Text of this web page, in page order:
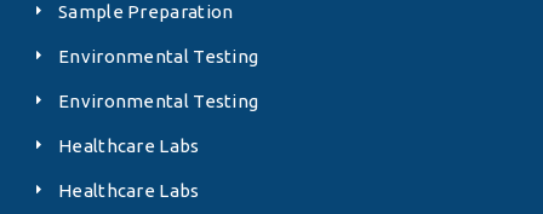
Sample Preparation
Environmental Testing
Environmental Testing
Healthcare Labs
Healthcare Labs